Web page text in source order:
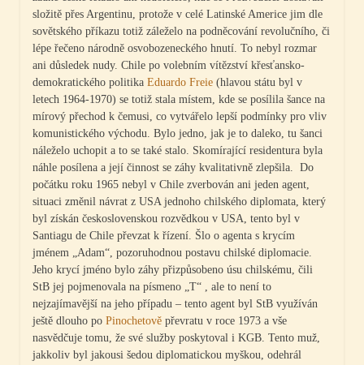
složitě přes Argentinu, protože v celé Latinské Americe jim dle
sovětského příkazu totiž záleželo na podněcování revolučního, či
lépe řečeno národně osvobozeneckého hnutí. To nebyl rozmar
ani důsledek nudy. Chile po volebním vítězství křesťansko-
demokratického politika Eduardo Freie (hlavou státu byl v
letech 1964-1970) se totiž stala místem, kde se posílila šance na
mírový přechod k čemusi, co vytvářelo lepší podmínky pro vliv
komunistického východu. Bylo jedno, jak je to daleko, tu šanci
náleželo uchopit a to se také stalo. Skomírající residentura byla
náhle posílena a její činnost se záhy kvalitativně zlepšila. Do
počátku roku 1965 nebyl v Chile zverbován ani jeden agent,
situaci změnil návrat z USA jednoho chilského diplomata, který
byl získán československou rozvědkou v USA, tento byl v
Santiagu de Chile převzat k řízení. Šlo o agenta s krycím
jménem „Adam“, pozoruhodnou postavu chilské diplomacie.
Jeho krycí jméno bylo záhy přizpůsobeno úsu chilskému, čili
StB jej pojmenovala na písmeno „T“ , ale to není to
nejzajímavější na jeho případu – tento agent byl StB využíván
ještě dlouho po Pinochetově převratu v roce 1973 a vše
nasvědčuje tomu, že své služby poskytoval i KGB. Tento muž,
jakkoliv byl jakousi šedou diplomatickou myškou, odehrál